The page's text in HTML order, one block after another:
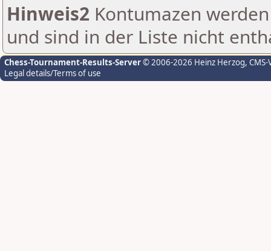
Hinweis2 Kontumazen
und sind in der Liste nicht
Chess-Tournament-Results-Server© 2006-2026 Heinz Herzog,
Legal details/Terms of use